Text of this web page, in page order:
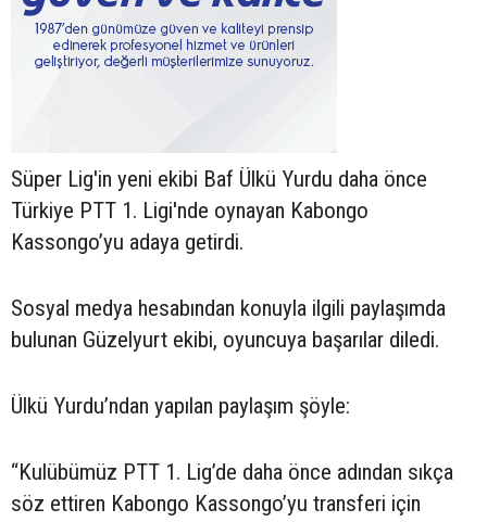
Süper Lig'in yeni ekibi Baf Ülkü Yurdu daha önce
Türkiye PTT 1. Ligi'nde oynayan Kabongo
Kassongo’yu adaya getirdi.
Sosyal medya hesabından konuyla ilgili paylaşımda
bulunan Güzelyurt ekibi, oyuncuya başarılar diledi.
Ülkü Yurdu’ndan yapılan paylaşım şöyle:
“Kulübümüz PTT 1. Lig’de daha önce adından sıkça
söz ettiren Kabongo Kassongo’yu transferi için